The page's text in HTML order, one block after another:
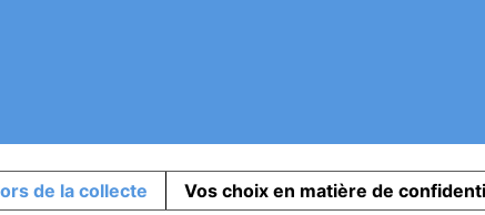
de la collecte Vos choix en matière de